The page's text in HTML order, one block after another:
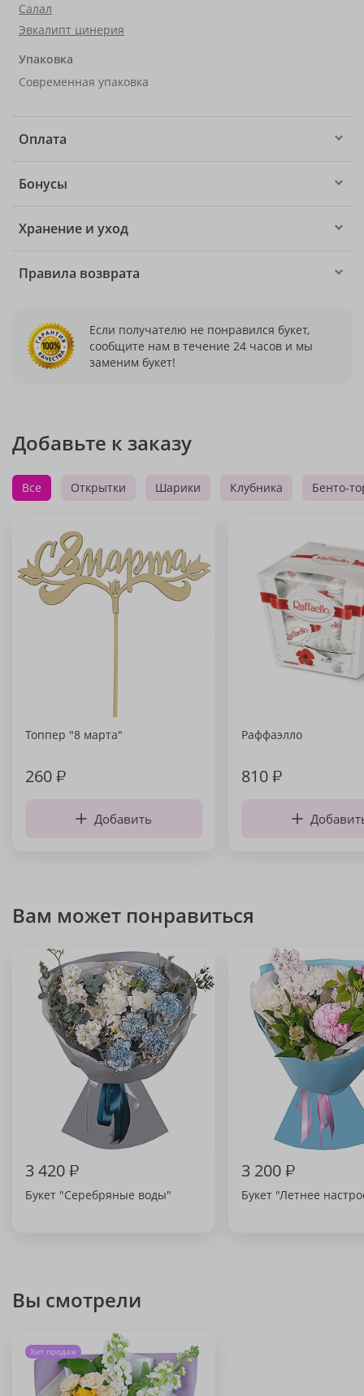
Салал
Эвкалипт цинерия
Упаковка
Современная упаковка
Оплата
Бонусы
Хранение и уход
Правила возврата
Если получателю не понравился букет,
сообщите нам в течение 24 часов и мы
заменим букет!
Добавьте к заказу
Все Открытки Шарики Клубника Бенто-
Топпер "8 марта"
260₽
Добавить
Раффаэлло
810₽
Вам может понравиться
3 420₽
Букет "Серебряные воды"
3 200₽
Букет "Летнее
Вы смотрели
Хит продаж